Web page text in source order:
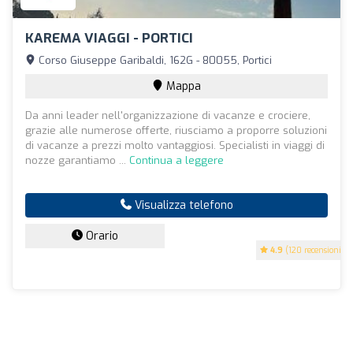
KAREMA VIAGGI - PORTICI
4.9 (120 recensioni)
Corso Giuseppe Garibaldi, 162G - 80055, Portici
Mappa
Da anni leader nell'organizzazione di vacanze e crociere,
grazie alle numerose offerte, riusciamo a proporre soluzioni
di vacanze a prezzi molto vantaggiosi. Specialisti in viaggi di
nozze garantiamo ... Continua a leggere
Visualizza telefono
Orario